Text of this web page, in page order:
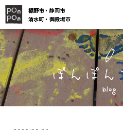
裾野市・静岡市
清水町・御殿場市
blog